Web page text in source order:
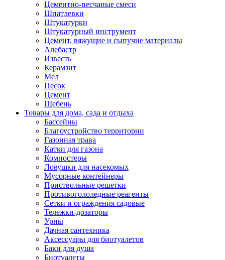
Цементно-песчаные смеси
Шпатлевки
Штукатурки
Штукатурный инструмент
Цемент, вяжущие и сыпучие материалы
Алебастр
Известь
Керамзит
Мел
Песок
Цемент
Щебень
Товары для дома, сада и отдыха
Бассейны
Благоустройство территории
Газонная трава
Катки для газона
Компостеры
Ловушки для насекомых
Мусорные контейнеры
Приствольные решетки
Противогололедные реагенты
Сетки и ограждения садовые
Тележки-дозаторы
Урны
Дачная сантехника
Аксессуары для биотуалетов
Баки для душа
Биотуалеты